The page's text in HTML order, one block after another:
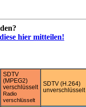
hier mitteilen!
SDTV
(MPEG2)
verschlüsselt
Radio
verschlüsselt
SDTV (H.264)
unverschlüsselt